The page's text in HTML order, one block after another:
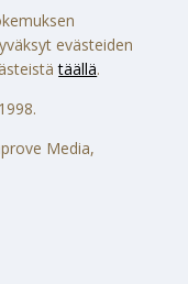
evästeiden
täällä.
Media,